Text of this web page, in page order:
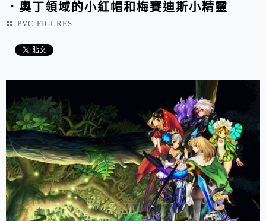
．奧丁領域的小紅帽和梅賽迪斯小精靈
PVC FIGURES